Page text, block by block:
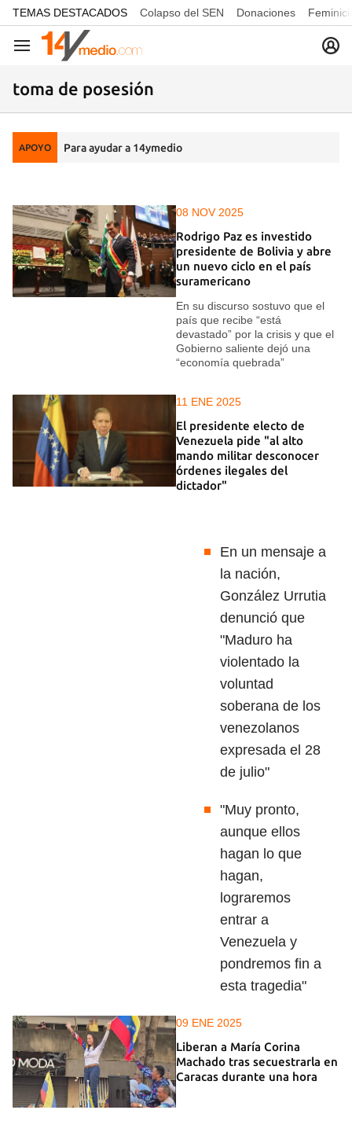
common.go-to-content
TEMAS DESTACADOS Colapso del SEN Donaciones
Navegación
toma de posesión
APOYO Para ayudar a 14ymedio
08 NOV 2025
Rodrigo Paz es investido
presidente de Bolivia y abre
un nuevo ciclo en el país
suramericano
En su discurso sostuvo que el
país que recibe “está
devastado” por la crisis y que el
Gobierno saliente dejó una
“economía quebrada”
11 ENE 2025
El presidente electo de
Venezuela pide "al alto
mando militar desconocer
órdenes ilegales del
dictador"
En un mensaje a
la nación,
González Urrutia
denunció que
"Maduro ha
violentado la
voluntad
soberana de los
venezolanos
expresada el 28
de julio"
"Muy pronto,
aunque ellos
hagan lo que
hagan,
lograremos
entrar a
Venezuela y
pondremos fin a
esta tragedia"
09 ENE 2025
Liberan a María Corina
Machado tras secuestrarla en
Caracas durante una hora